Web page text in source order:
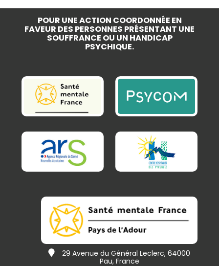
POUR UNE ACTION COORDONNÉE EN
FAVEUR DES PERSONNES PRÉSENTANT UNE
SOUFFRANCE OU UN HANDICAP
PSYCHIQUE.
29 Avenue du Général Leclerc, 64000
Pau, France